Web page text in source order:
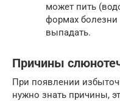
может пить
формах
выпадать.
Причины
При появлении
нужно знать причины,